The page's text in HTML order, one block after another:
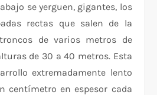
se yerguen, gigantes, los
rectas que salen de la
de varios metros de
de 30 a 40 metros. Esta
extremadamente lento
centímetro en espesor cada